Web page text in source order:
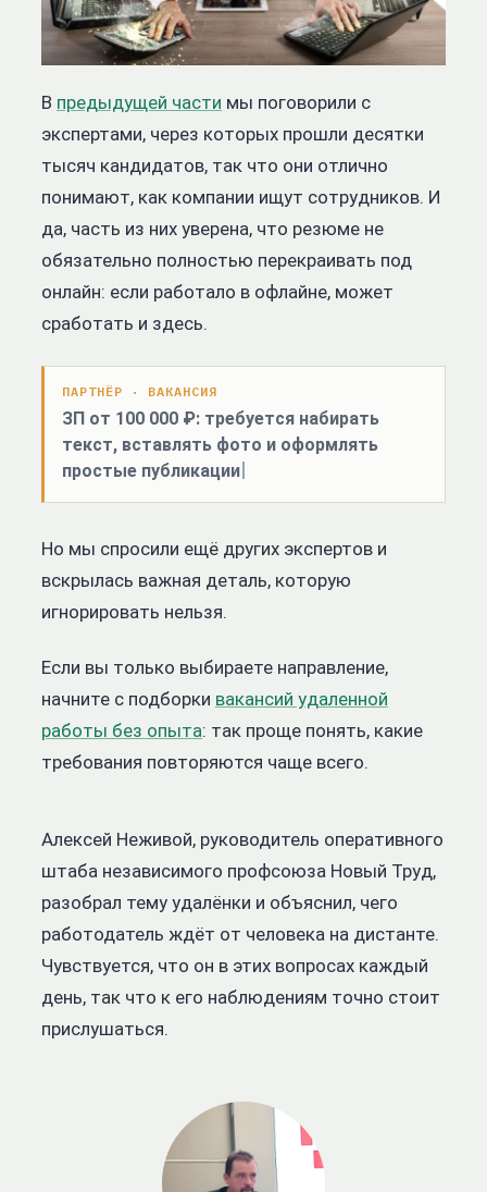
В предыдущей части мы поговорили с
экспертами, через которых прошли десятки
тысяч кандидатов, так что они отлично
понимают, как компании ищут сотрудников. И
да, часть из них уверена, что резюме не
обязательно полностью перекраивать под
онлайн: если работало в офлайне, может
сработать и здесь.
ПАРТНЁР · ВАКАНСИЯ
ЗП от 100 000 ₽: требуется набирать
текст, вставлять фото и оформлять
простые публикации
Но мы спросили ещё других экспертов и
вскрылась важная деталь, которую
игнорировать нельзя.
Если вы только выбираете направление,
начните с подборки вакансий удаленной
работы без опыта: так проще понять, какие
требования повторяются чаще всего.
Алексей Неживой, руководитель оперативного
штаба независимого профсоюза Новый Труд,
разобрал тему удалёнки и объяснил, чего
работодатель ждёт от человека на дистанте.
Чувствуется, что он в этих вопросах каждый
день, так что к его наблюдениям точно стоит
прислушаться.